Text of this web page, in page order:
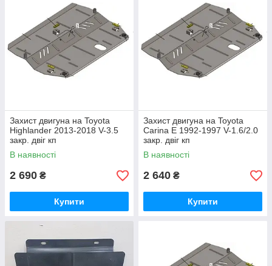
Захист двигуна на Toyota
Highlander 2013-2018 V-3.5
закр. двіг кп
В наявності
2 690 ₴
Купити
Захист двигуна на Toyota
Carina E 1992-1997 V-1.6/2.0
закр. двіг кп
В наявності
2 640 ₴
Купити